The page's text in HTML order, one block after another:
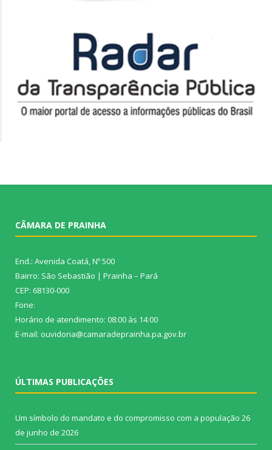
CÂMARA DE PRAINHA
End.: Avenida Coatá, Nº 500
Bairro: São Sebastião | Prainha – Pará
CEP: 68130-000
Fone:
Horário de atendimento: 08:00 às 14:00
E-mail: ouvidoria@camaradeprainha.pa.gov.br
ÚLTIMAS PUBLICAÇÕES
Um símbolo do mandato e do compromisso com a população 26
de junho de 2026